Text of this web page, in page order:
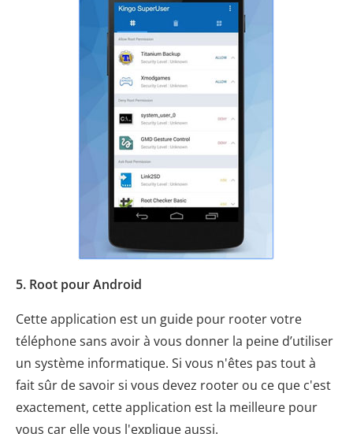
5. Root pour Android
Cette application est un guide pour rooter votre
téléphone sans avoir à vous donner la peine d’utiliser
un système informatique. Si vous n'êtes pas tout à
fait sûr de savoir si vous devez rooter ou ce que c'est
exactement, cette application est la meilleure pour
vous car elle vous l'explique aussi.